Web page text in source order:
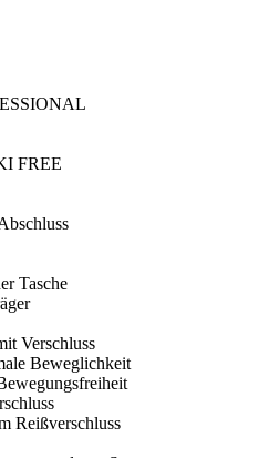
FREE
Tasche
Verschluss
Beweglichkeit
Reißverschluss